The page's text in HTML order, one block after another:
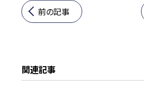
前の記事
関連記事